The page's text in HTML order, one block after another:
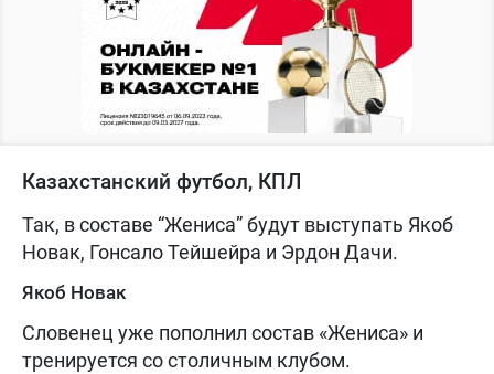
Казахстанский футбол, КПЛ
Так, в составе “Жениса” будут выступать Якоб
Новак, Гонсало Тейшейра и Эрдон Дачи.
Якоб Новак
Словенец уже пополнил состав «Жениса» и
тренируется со столичным клубом.